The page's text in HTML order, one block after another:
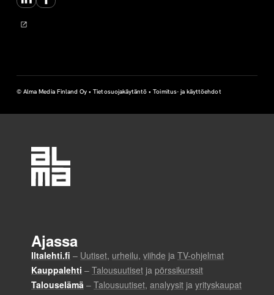
© Alma Media Finland Oy •Tietosuojakäytäntö •Toimitus- ja käyttöehdot